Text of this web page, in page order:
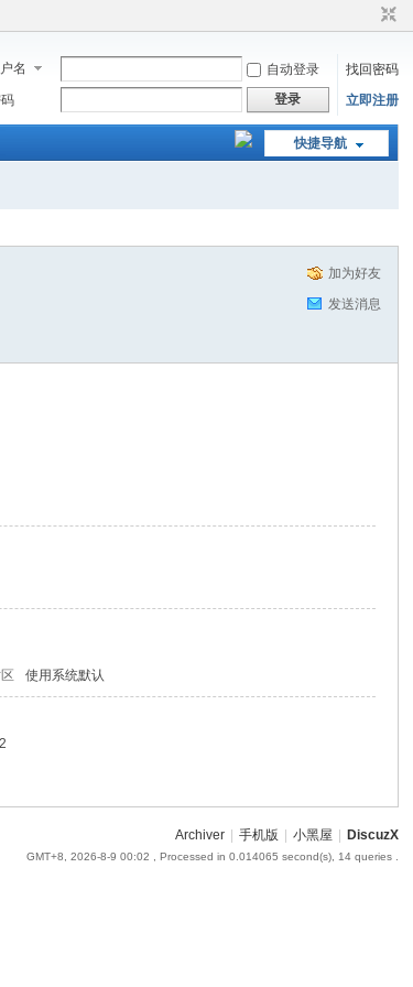
名 自动登录
找回密码
登录 立即注册
快捷导航
加为好友
发送消息
使用系统默认
2
Archiver 手机版 小黑屋 DiscuzX
GMT+8, 2026-8-9 00:02 , Processed in 0.014065 second(s), 14 queries .